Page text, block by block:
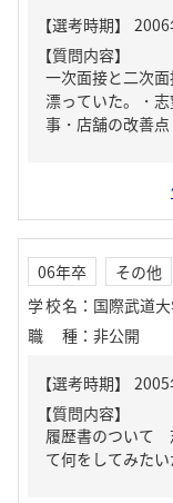
【質問内容】
一次面接と二次
漂っていた。・
事・店舗の改善
06年卒 その他
学校名 ： 国際武道
職種 ： 非公開
【質問内容】
履歴書のつい
て何をしてみた